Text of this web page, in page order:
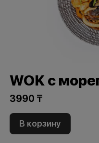
WOK с
3990 ₸
В корзину